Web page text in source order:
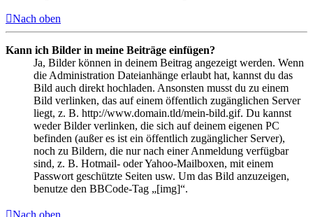
Nach oben
Kann ich Bilder in meine Beiträge einfügen?
Ja, Bilder können in deinem Beitrag angezeigt werden. Wenn
die Administration Dateianhänge erlaubt hat, kannst du das
Bild auch direkt hochladen. Ansonsten musst du zu einem
Bild verlinken, das auf einem öffentlich zugänglichen Server
liegt, z. B. http://www.domain.tld/mein-bild.gif. Du kannst
weder Bilder verlinken, die sich auf deinem eigenen PC
befinden (außer es ist ein öffentlich zugänglicher Server),
noch zu Bildern, die nur nach einer Anmeldung verfügbar
sind, z. B. Hotmail- oder Yahoo-Mailboxen, mit einem
Passwort geschützte Seiten usw. Um das Bild anzuzeigen,
benutze den BBCode-Tag „[img]“.